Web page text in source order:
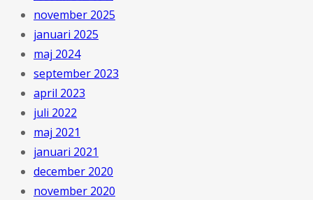
november 2025
januari 2025
maj 2024
september 2023
april 2023
juli 2022
maj 2021
januari 2021
december 2020
november 2020